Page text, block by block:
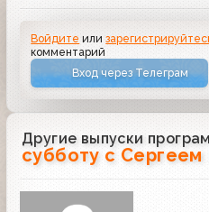
Войдите или
комментарий
Вход через Телеграм
Другие выпуски
субботу с